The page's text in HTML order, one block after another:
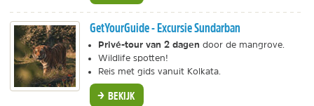
GetYourGuide - Excursie Sundarban
Privé-tour van 2 dagen door de mangrove.
Wildlife spotten!
Reis met gids vanuit Kolkata.
BEKIJK